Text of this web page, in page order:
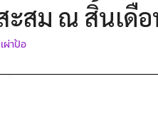
ะสม ณ สิ้นเดื
ผ่าป้อ